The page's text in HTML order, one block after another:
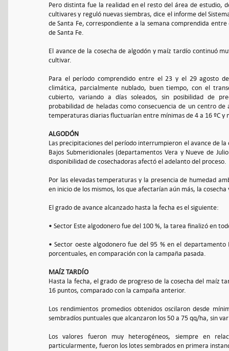
Pero distinta fue la realidad en el resto del área de estudio,
cultivares y reguló nuevas siembras, dice el informe del
de Santa Fe, correspondiente a la semana comprendida
de Santa Fe.
El avance de la cosecha de algodón y maíz tardío continuó
cultivar.
Para el período comprendido entre el 23 y el 29 agosto
climática, parcialmente nublado, buen tiempo, con el
cubierto, variando a días soleados, sin posibilidad de
probabilidad de heladas como consecuencia de un centro
temperaturas diarias fluctuarían entre mínimas de 4 a 16 ºC y
ALGODÓN
Las precipitaciones del período interrumpieron el avance de
Bajos Submeridionales (departamentos Vera y Nueve de
disponibilidad de cosechadoras afectó el adelanto del proceso.
Por las elevadas temperaturas y la presencia de humedad
en inicio de los mismos, los que afectarían aún más, la
El grado de avance alcanzado hasta la fecha es el siguiente:
• Sector Este algodonero fue del 100 %, la tarea finalizó en
• Sector oeste algodonero fue del 95 % en el
porcentuales, en comparación con la campaña pasada.
MAÍZ TARDÍO
Hasta la fecha, el grado de progreso de la cosecha del maíz
16 puntos, comparado con la campaña anterior.
Los rendimientos promedios obtenidos oscilaron desde
sembradíos puntuales que alcanzaron los 50 a 75 qq/ha, sin
Los valores fueron muy heterogéneos, siempre en
particularmente, fueron los lotes sembrados en primera